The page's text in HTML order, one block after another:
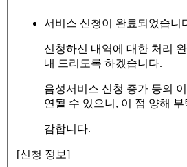
서비스 신청이 완료되었습니
신청하신 내역에 대한 처리
내 드리도록 하겠습니다.
음성서비스 신청 증가 등의
연될 수 있으니, 이 점 양해
감합니다.
[신청 정보]